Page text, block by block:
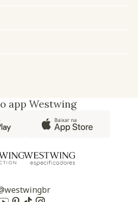
app Westwing